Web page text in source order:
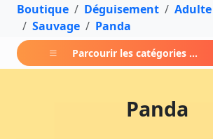
Boutique Déguisement Adulte
Sauvage
Panda
Parcourir les catégories ...
Panda